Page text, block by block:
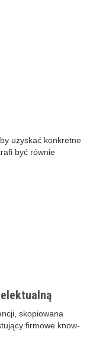
uzyskać konkretne
być równie
skopiowana
firmowe know-